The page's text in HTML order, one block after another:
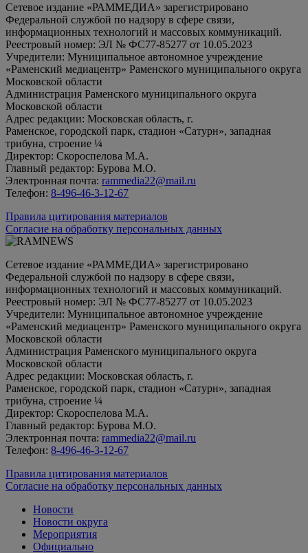
Сетевое издание «РАММЕДИА» зарегистрировано
Федеральной службой по надзору в сфере связи,
информационных технологий и массовых коммуникаций.
Реестровый номер: ЭЛ № ФС77-85277 от 10.05.2023
Учредители: Муниципальное автономное учреждение
«Раменский медиацентр» Раменского муниципального округа
Московской области
Администрация Раменского муниципального округа
Московской области
Адрес редакции: Московская область, г.
Раменское, городской парк, стадион «Сатурн», западная
трибуна, строение ¼
Директор: Скороспелова М.А.
Главный редактор: Бурова М.О.
Электронная почта: rammedia22@mail.ru
Телефон: 8-496-46-3-12-67
Правила цитирования материалов
Согласие на обработку персональных данных
Сетевое издание «РАММЕДИА» зарегистрировано
Федеральной службой по надзору в сфере связи,
информационных технологий и массовых коммуникаций.
Реестровый номер: ЭЛ № ФС77-85277 от 10.05.2023
Учредители: Муниципальное автономное учреждение
«Раменский медиацентр» Раменского муниципального округа
Московской области
Администрация Раменского муниципального округа
Московской области
Адрес редакции: Московская область, г.
Раменское, городской парк, стадион «Сатурн», западная
трибуна, строение ¼
Директор: Скороспелова М.А.
Главный редактор: Бурова М.О.
Электронная почта: rammedia22@mail.ru
Телефон: 8-496-46-3-12-67
Правила цитирования материалов
Согласие на обработку персональных данных
Новости
Новости округа
Мероприятия
Официально